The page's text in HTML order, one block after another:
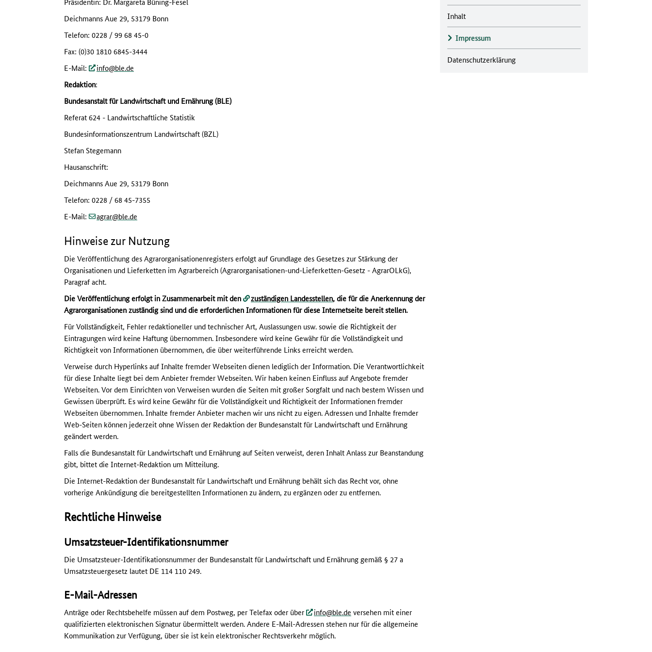
Deichmanns Aue 29, 53179 Bonn
Telefon: 0228 / 99 68 45-0
Fax: (0)30 1810 6845-3444
E-Mail:
info (at)
ble(dot)
de
Redaktion:
Bundesanstalt für Landwirtschaft und Ernährung (BLE)
Referat 624 - Landwirtschaftliche Statistik
Bundesinformationszentrum Landwirtschaft (BZL)
Stefan Stegemann
Hausanschrift:
Deichmanns Aue 29, 53179 Bonn
Telefon: 0228 / 68 45-7355
E-Mail:
agrar (at)
ble(dot)
de
Hinweise zur Nutzung
Die Veröffentlichung des Agrarorganisationenregisters erfolgt auf Grundlage des Gesetzes zur Stärkung der
Organisationen und Lieferketten im Agrarbereich (Agrarorganisationen-und-Lieferketten-Gesetz - AgrarOLkG),
Paragraf acht.
Die Veröffentlichung erfolgt in Zusammenarbeit mit den
zuständigen Landesstellen, die für die Anerkennung der
Agrarorganisationen zuständig sind und die erforderlichen Informationen für diese Internetseite bereit stellen.
Für Vollständigkeit, Fehler redaktioneller und technischer Art, Auslassungen usw. sowie die Richtigkeit der
Eintragungen wird keine Haftung übernommen. Insbesondere wird keine Gewähr für die Vollständigkeit und
Richtigkeit von Informationen übernommen, die über weiterführende Links erreicht werden.
Verweise durch Hyperlinks auf Inhalte fremder Webseiten dienen lediglich der Information. Die Verantwortlichkeit
für diese Inhalte liegt bei dem Anbieter fremder Webseiten. Wir haben keinen Einfluss auf Angebote fremder
Webseiten. Vor dem Einrichten von Verweisen wurden die Seiten mit großer Sorgfalt und nach bestem Wissen und
Gewissen überprüft. Es wird keine Gewähr für die Vollständigkeit und Richtigkeit der Informationen fremder
Webseiten übernommen. Inhalte fremder Anbieter machen wir uns nicht zu eigen. Adressen und Inhalte fremder
Web-Seiten können jederzeit ohne Wissen der Redaktion der Bundesanstalt für Landwirtschaft und Ernährung
geändert werden.
Falls die Bundesanstalt für Landwirtschaft und Ernährung auf Seiten verweist, deren Inhalt Anlass zur Beanstandung
gibt, bittet die Internet-Redaktion um Mitteilung.
Die Internet-Redaktion der Bundesanstalt für Landwirtschaft und Ernährung behält sich das Recht vor, ohne
vorherige Ankündigung die bereitgestellten Informationen zu ändern, zu ergänzen oder zu entfernen.
Rechtliche Hinweise
Umsatzsteuer-Identifikationsnummer
Die Umsatzsteuer-Identifikationsnummer der Bundesanstalt für Landwirtschaft und Ernährung gemäß § 27 a
Umsatzsteuergesetz lautet DE 114 110 249.
E-Mail-Adressen
Anträge oder Rechtsbehelfe müssen auf dem Postweg, per Telefax oder über info (at)
ble(dot)
de versehen mit einer
qualifizierten elektronischen Signatur übermittelt werden. Andere E-Mail-Adressen stehen nur für die allgemeine
Kommunikation zur Verfügung, über sie ist kein elektronischer Rechtsverkehr möglich.
Inhalt
Impressum
Datenschutzerklärung